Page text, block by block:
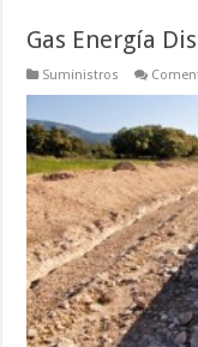
Gas Energía
Suministros